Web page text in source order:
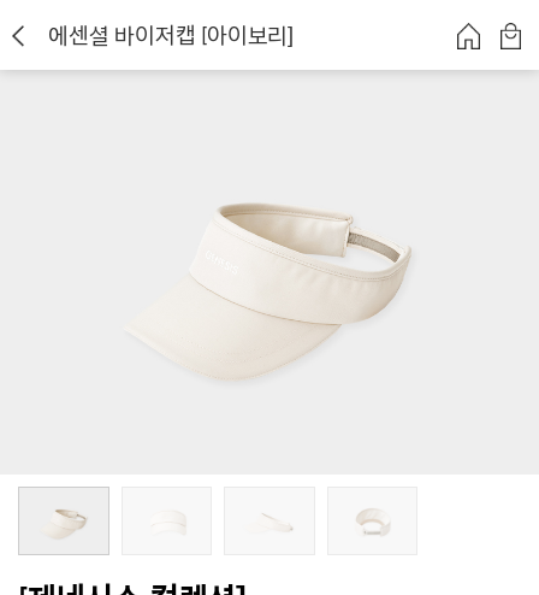
에센셜 바이저캡 [아이보리]